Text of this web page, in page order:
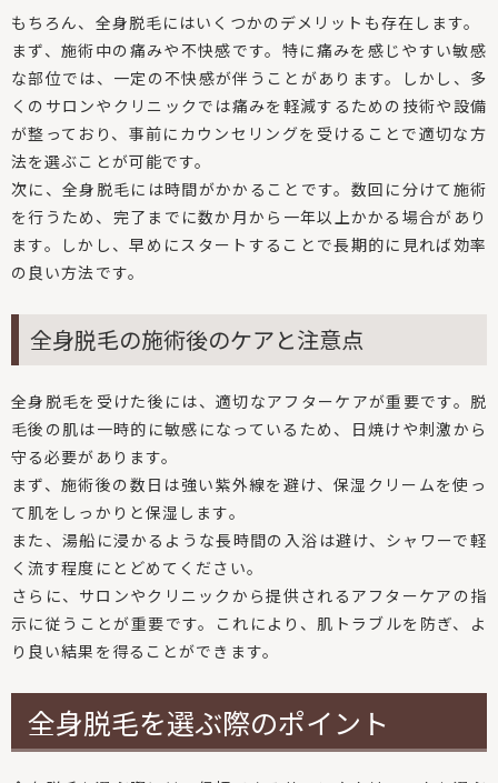
もちろん、全身脱毛にはいくつかのデメリットも存在します。
まず、施術中の痛みや不快感です。特に痛みを感じやすい敏感
な部位では、一定の不快感が伴うことがあります。しかし、多
くのサロンやクリニックでは痛みを軽減するための技術や設備
が整っており、事前にカウンセリングを受けることで適切な方
法を選ぶことが可能です。
次に、全身脱毛には時間がかかることです。数回に分けて施術
を行うため、完了までに数か月から一年以上かかる場合があり
ます。しかし、早めにスタートすることで長期的に見れば効率
の良い方法です。
全身脱毛の施術後のケアと注意点
全身脱毛を受けた後には、適切なアフターケアが重要です。脱
毛後の肌は一時的に敏感になっているため、日焼けや刺激から
守る必要があります。
まず、施術後の数日は強い紫外線を避け、保湿クリームを使っ
て肌をしっかりと保湿します。
また、湯船に浸かるような長時間の入浴は避け、シャワーで軽
く流す程度にとどめてください。
さらに、サロンやクリニックから提供されるアフターケアの指
示に従うことが重要です。これにより、肌トラブルを防ぎ、よ
り良い結果を得ることができます。
全身脱毛を選ぶ際のポイント